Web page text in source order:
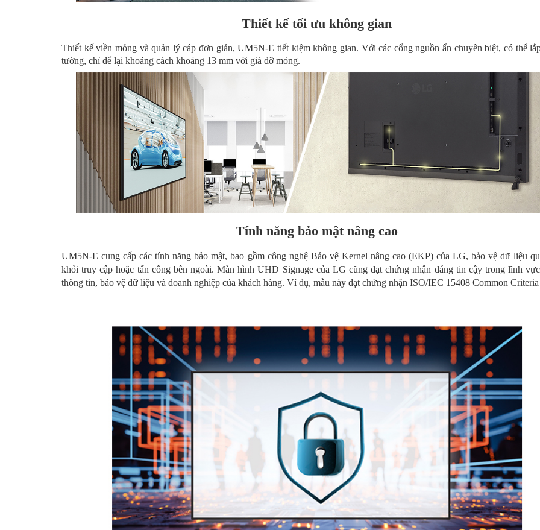
Thiết kế tối ưu không gian
Thiết kế viền mỏng và quản lý cáp đơn giản, UM5N-E tiết kiệm không gian. Với các cổng nguồn ẩn chuyên biệt, có thể
tường, chỉ để lại khoảng cách khoảng 13 mm với giá đỡ mỏng.
Tính năng bảo mật nâng cao
UM5N-E cung cấp các tính năng bảo mật, bao gồm công nghệ Bảo vệ Kernel nâng cao (EKP) của LG, bảo vệ dữ liệu
khỏi truy cập hoặc tấn công bên ngoài. Màn hình UHD Signage của LG cũng đạt chứng nhận đáng tin cậy trong lĩnh
thông tin, bảo vệ dữ liệu và doanh nghiệp của khách hàng. Ví dụ, mẫu này đạt chứng nhận ISO/IEC 15408 Common